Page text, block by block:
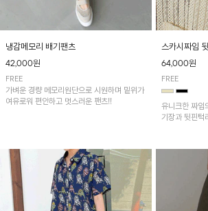
냉감메모리 배기팬츠
42,000원
FREE
가벼운 경량 메모리원단으로 시원하며 밑위가
여유로워 편안하고 멋스러운 팬츠!!
스카시짜임
64,000원
FREE
유니크한 짜임
기장과 뒷핀턱